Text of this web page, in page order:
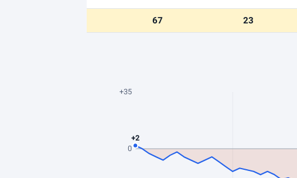
23
67
+35
0
+2